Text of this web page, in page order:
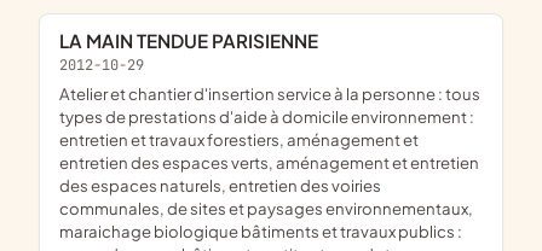
LA MAIN TENDUE PARISIENNE
2012-10-29
atelier et chantier d'insertion service à la personne : tous
types de prestations d'aide à domicile environnement :
entretien et travaux forestiers, aménagement et
entretien des espaces verts, aménagement et entretien
des espaces naturels, entretien des voiries
communales, de sites et paysages environnementaux,
maraichage biologique bâtiments et travaux publics :